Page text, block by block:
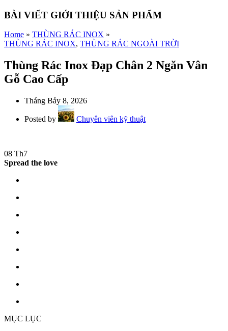
BÀI VIẾT GIỚI THIỆU SẢN PHẨM
Home » THÙNG RÁC INOX »
THÙNG RÁC INOX, THÙNG RÁC NGOÀI TRỜI
Thùng Rác Inox Đạp Chân 2 Ngăn Vân
Gỗ Cao Cấp
Tháng Bảy 8, 2026
Posted by Chuyên viên kỹ thuật
08 Th7
Spread the love
MỤC LỤC